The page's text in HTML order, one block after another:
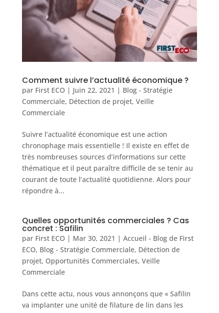
Comment suivre l’actualité économique ?
par First ECO | Juin 22, 2021 | Blog - Stratégie
Commerciale, Détection de projet, Veille
Commerciale
Suivre l’actualité économique est une action
chronophage mais essentielle ! Il existe en effet de
très nombreuses sources d’informations sur cette
thématique et il peut paraître difficile de se tenir au
courant de toute l’actualité quotidienne. Alors pour
répondre à...
Quelles opportunités commerciales ? Cas
concret : Safilin
par First ECO | Mar 30, 2021 | Accueil - Blog de First
ECO, Blog - Stratégie Commerciale, Détection de
projet, Opportunités Commerciales, Veille
Commerciale
Dans cette actu, nous vous annonçons que « Safilin
va implanter une unité de filature de lin dans les